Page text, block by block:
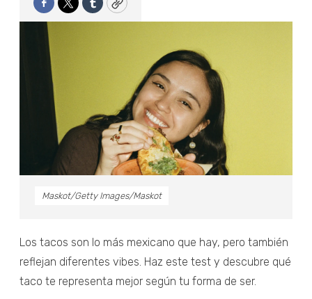
Facebook
TwitterTumblrCopy
Maskot/Getty Images/Maskot
Los tacos son lo más mexicano que hay, pero también
reflejan diferentes vibes. Haz este test y descubre qué
taco te representa mejor según tu forma de ser.